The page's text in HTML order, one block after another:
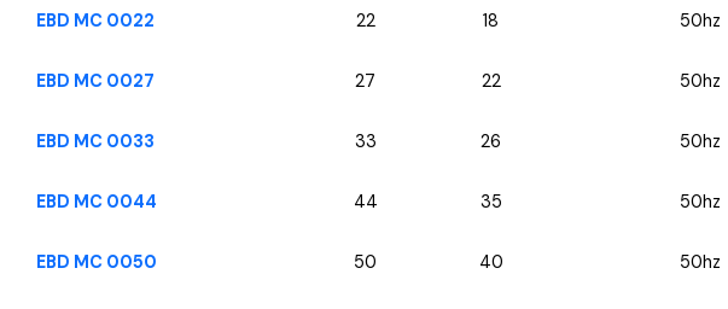
EBD MC 0022 22 18 50hz
EBD MC 0027 27 22 50hz
EBD MC 0033 33 26 50hz
EBD MC 0044 44 35 50hz
EBD MC 0050 50 40 50hz